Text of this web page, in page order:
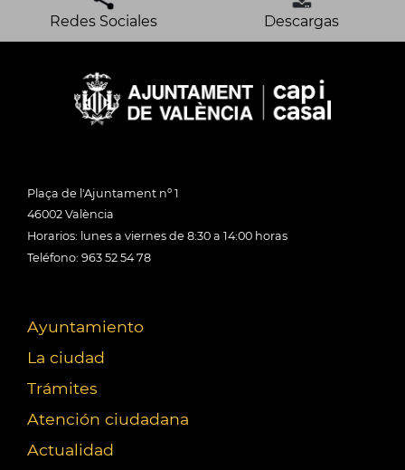
Redes Sociales Descargas
Plaça de l'Ajuntament nº 1
46002 València
Horarios: lunes a viernes de 8:30 a 14:00 horas
Teléfono: 963 52 54 78
Ayuntamiento
La ciudad
Trámites
Atención ciudadana
Actualidad